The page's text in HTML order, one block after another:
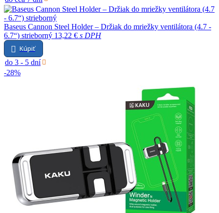
Baseus Cannon Steel Holder – Držiak do mriežky ventilátora (4.7 -
6.7“) strieborný 13,22 € s DPH
Kúpiť
do 3 - 5 dní
-28%